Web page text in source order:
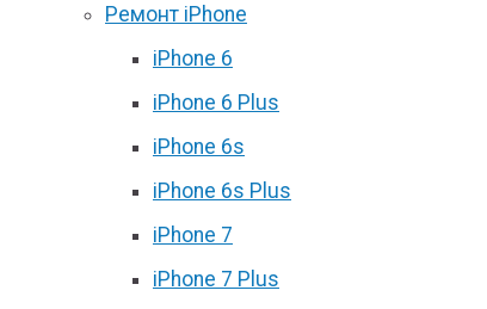
Ремонт iPhone
iPhone 6
iPhone 6 Plus
iPhone 6s
iPhone 6s Plus
iPhone 7
iPhone 7 Plus